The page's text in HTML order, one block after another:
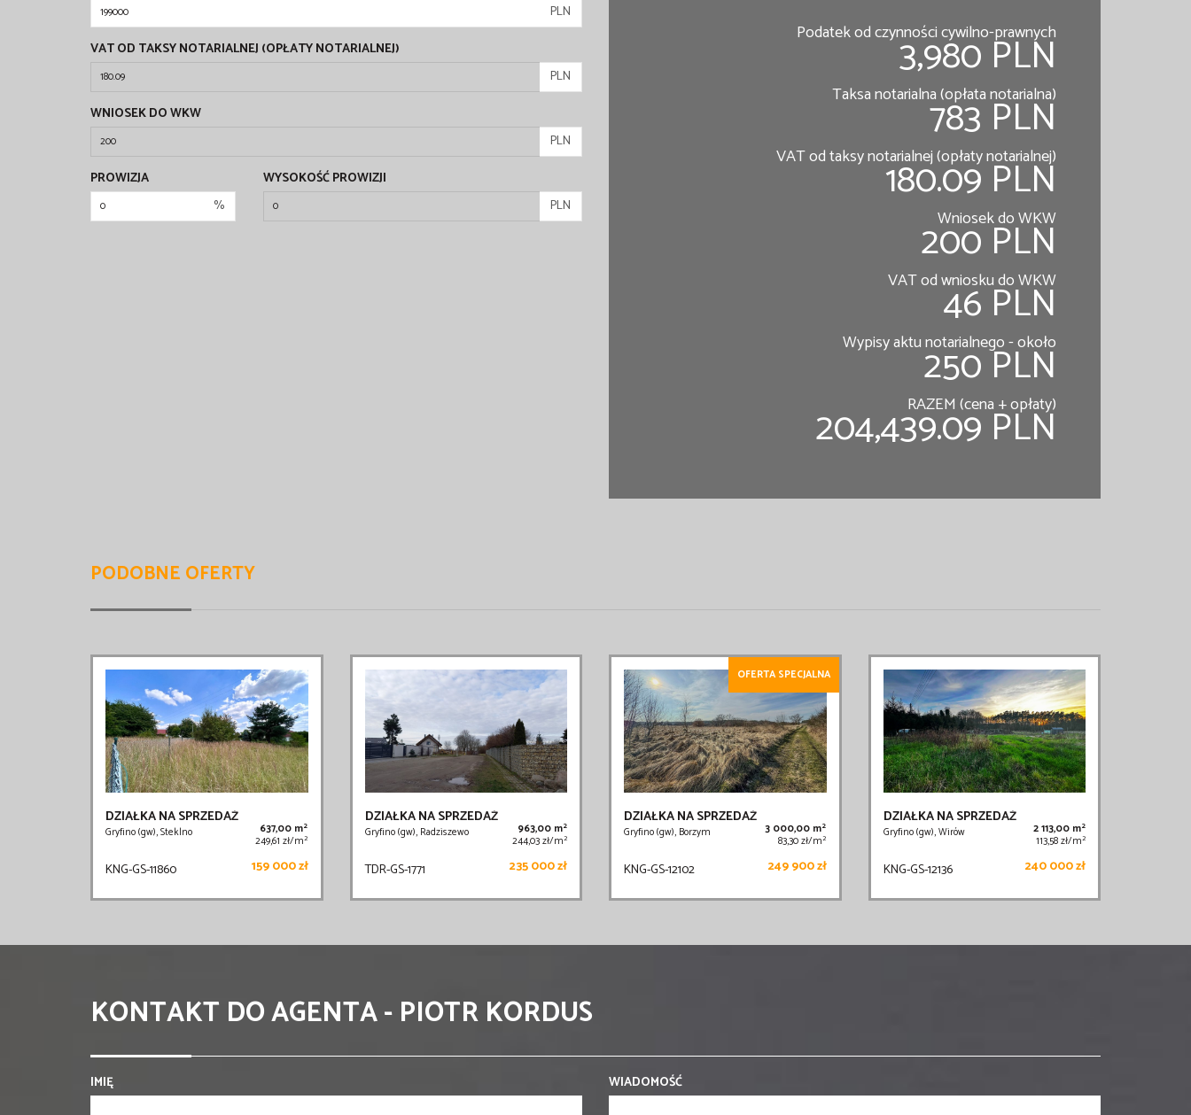
PLN
VAT OD TAKSY NOTARIALNEJ (OPŁATY NOTARIALNEJ)
PLN
WNIOSEK DO WKW
PLN
PROWIZJA
%
WYSOKOŚĆ PROWIZJI
PLN
Podatek od czynności cywilno-prawnych
3,980 PLN
Taksa notarialna (opłata notarialna)
783 PLN
VAT od taksy notarialnej (opłaty notarialnej)
180.09 PLN
Wniosek do WKW
200 PLN
VAT od wniosku do WKW
46 PLN
Wypisy aktu notarialnego - około
250 PLN
RAZEM (cena + opłaty)
204,439.09 PLN
PODOBNE OFERTY
DZIAŁKA NA SPRZEDAŻ
Gryfino (gw), Steklno 637,00 m2
249,61 zł/m2
KNG-GS-11860 159 000 zł
DZIAŁKA NA SPRZEDAŻ
Gryfino (gw), Radziszewo 963,00 m2
244,03 zł/m2
TDR-GS-1771 235 000 zł
OFERTA SPECJALNA
DZIAŁKA NA SPRZEDAŻ
Gryfino (gw), Borzym 3 000,00 m2
83,30 zł/m2
KNG-GS-12102 249 900 zł
DZIAŁKA NA SPRZEDAŻ
Gryfino (gw), Wirów 2 113,00 m2
113,58 zł/m2
KNG-GS-12136 240 000 zł
KONTAKT DO AGENTA - PIOTR KORDUS
IMIĘ WIADOMOŚĆ